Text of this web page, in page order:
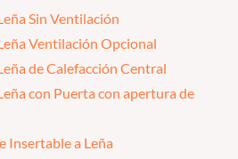
Sin Ventilación
Ventilación Opcional
de Calefacción Central
con Puerta con apertura de
Insertable a Leña